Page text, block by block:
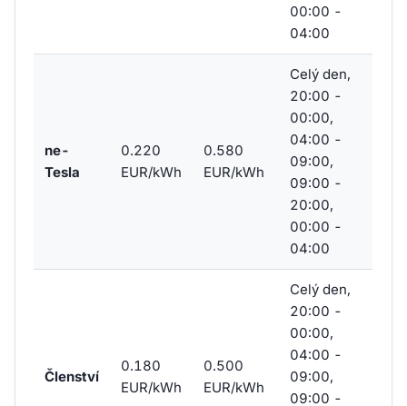
00:00 -
04:00
ne-
Tesla
0.220
EUR/kWh
0.580
EUR/kWh
Celý den,
20:00 -
00:00,
04:00 -
09:00,
09:00 -
20:00,
00:00 -
04:00
Členství
0.180
EUR/kWh
0.500
EUR/kWh
Celý den,
20:00 -
00:00,
04:00 -
09:00,
09:00 -